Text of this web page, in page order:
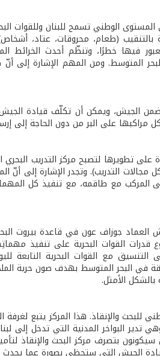
الوطني تسمح للبنان وللقوات
بالتنقيب (طعام، محروقات، عتاد،
فيها خطرًا، وتنظّم أحدث الخرائط
المتوسط. ومن المهم الإشارة
الجيش، ويمكن أن تكلّف قيادة الجيش
مراكبها على البر من دون الحاجة إلى
تطويرها لتصبح مركز التدريب البحري
مجالات التدريب). وتجدر الإشارة إلى أنّ
المركب مع طاقمه، مع تنفيذ كل
العماد جوزاف عون في قاعدة بيروت
قدرات القوات البحرية على تنفيذ
مع القوات البحرية التابعة
في البحر المتوسط بهدف صون حرية
الأمثل.
والإنقاذ. هذا المركز يتبع لغرفة
تدير البواخر المدنية التي تدخل إلى
سيكونون بتصرف مركز البحث والإنقاذ